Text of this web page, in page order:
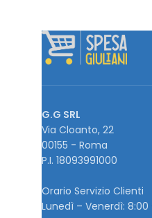
G.G SRL
Via Cloanto, 22
00155 - Roma
P.I. ‭18093991000
Orario Servizio Clienti
Lunedì – Venerdì: 8:00